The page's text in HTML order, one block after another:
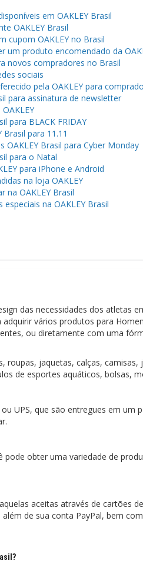
em OAKLEY Brasil
OAKLEY Brasil
cupom OAKLEY no Brasil
um produto encomendado da
novos compradores no Brasil
sociais
pela OAKLEY para
para assinatura de newsletter
para BLACK FRIDAY
Brasil para 11.11
OAKLEY Brasil para Cyber ​​Monday
para o Natal
para iPhone e Android
na loja OAKLEY
na OAKLEY Brasil
na OAKLEY Brasil
das necessidades dos atletas
vários produtos para
ou diretamente com uma
roupas, jaquetas, calças,
de esportes aquáticos, bolsas,
UPS, que são entregues em um
pode obter uma variedade de
aceitas através de cartões
de sua conta PayPal, bem